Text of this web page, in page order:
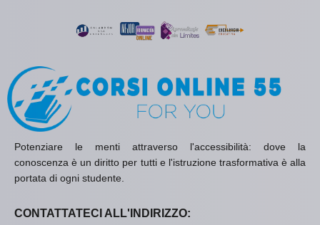
Potenziare le menti attraverso l'accessibilità: dove la
conoscenza è un diritto per tutti e l'istruzione trasformativa è alla
portata di ogni studente.
CONTATTATECI ALL'INDIRIZZO: